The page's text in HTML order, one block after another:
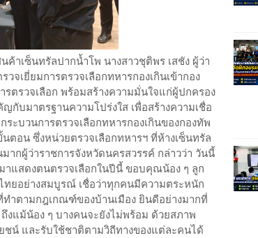
ค้าเซ็นทรัลปากน้ำโพ นางสาวชุติพร เสชัง ผู้ว่า
เยี่ยมการตรวจเลือกทหารกองเกินเข้ากอง
รตรวจเลือก พร้อมสร้างความมั่นใจแก่ผู้ปกครอง
กับมาตรฐานความโปร่งใส เพื่อสร้างความเชื่อ
ะบวนการตรวจเลือกทหารกองเกินของกองทัพ
อน ซึ่งหน่วยตรวจเลือกทหารฯ ที่ห้างเซ็นทรัล
ากผู้ว่าราชการจังหวัดนครสวรรค์ กล่าวว่า วันนี้
าแสดงตนตรวจเลือกในปีนี้ ขอบคุณน้อง ๆ ลูก
ยอย่างสมบูรณ์ เชื่อว่าทุกคนมีความตระหนัก
ทำตามกฎเกณฑ์ของบ้านเมือง ยินดีอย่างมากที่
งแม้น้อง ๆ บางคนจะยังไม่พร้อม ด้วยสภาพ
ชน์ และรับใช้ชาติตามวิถีทางของแต่ละคนได้